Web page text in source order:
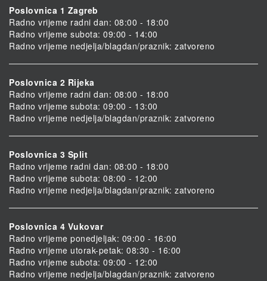
Poslovnica 1 Zagreb
Radno vrijeme radni dan: 08:00 - 18:00
Radno vrijeme subota: 09:00 - 14:00
Radno vrijeme nedjelja/blagdan/praznik: zatvoreno
Poslovnica 2 Rijeka
Radno vrijeme radni dan: 08:00 - 18:00
Radno vrijeme subota: 09:00 - 13:00
Radno vrijeme nedjelja/blagdan/praznik: zatvoreno
Poslovnica 3 Split
Radno vrijeme radni dan: 08:00 - 18:00
Radno vrijeme subota: 08:00 - 12:00
Radno vrijeme nedjelja/blagdan/praznik: zatvoreno
Poslovnica 4 Vukovar
Radno vrijeme ponedjeljak: 09:00 - 16:00
Radno vrijeme utorak-petak: 08:30 - 16:00
Radno vrijeme subota: 09:00 - 12:00
Radno vrijeme nedjelja/blagdan/praznik: zatvoreno